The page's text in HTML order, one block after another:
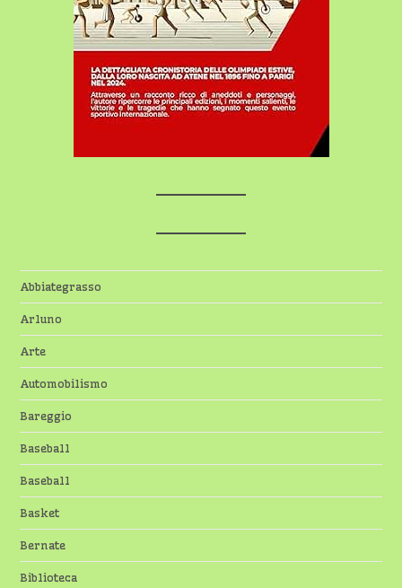
Abbiategrasso
Arluno
Arte
Automobilismo
Bareggio
Baseball
Baseball
Basket
Bernate
Biblioteca